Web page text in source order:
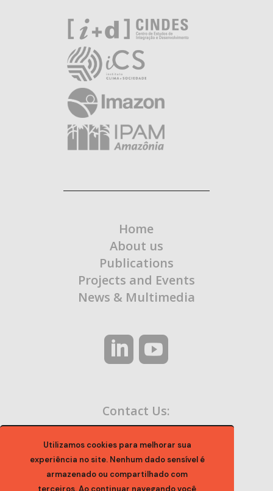
Utilizamos cookies para melhorar sua
experiência no site. Nenhum dado sensível é
armazenado ou compartilhado com
Home
About us
Publications
Projects and Events
News & Multimedia
Contact Us:
contato@ocaa.org.br